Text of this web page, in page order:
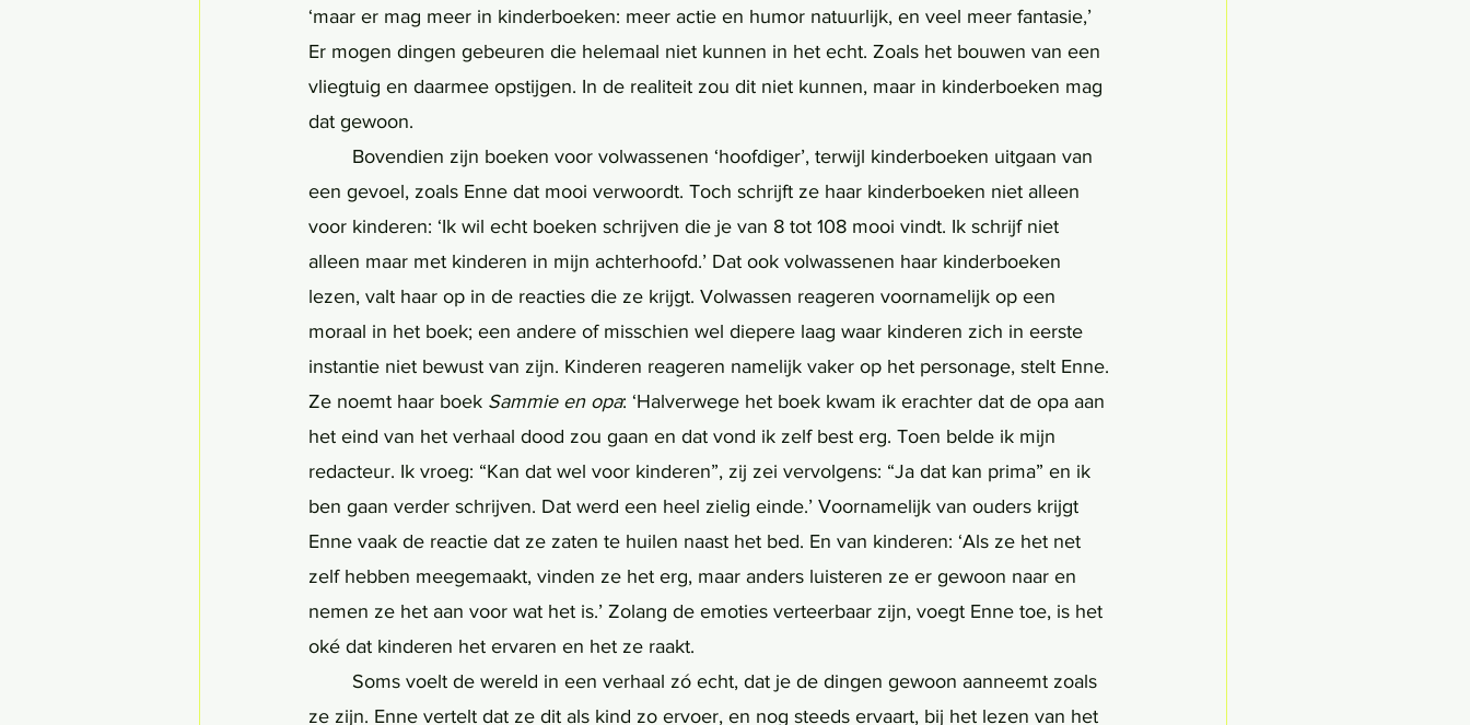
‘maar er mag meer in kinderboeken: meer actie en humor natuurlijk, en veel meer fantasie,’
Er mogen dingen gebeuren die helemaal niet kunnen in het echt. Zoals het bouwen van een
vliegtuig en daarmee opstijgen. In de realiteit zou dit niet kunnen, maar in kinderboeken mag
dat gewoon.
een gevoel, zoals Enne dat mooi verwoordt. Toch schrijft ze haar kinderboeken niet alleen
voor kinderen: ‘Ik wil echt boeken schrijven die je van 8 tot 108 mooi vindt. Ik schrijf niet
alleen maar met kinderen in mijn achterhoofd.’ Dat ook volwassenen haar kinderboeken
lezen, valt haar op in de reacties die ze krijgt. Volwassen reageren voornamelijk op een
moraal in het boek; een andere of misschien wel diepere laag waar kinderen zich in eerste
instantie niet bewust van zijn. Kinderen reageren namelijk vaker op het personage, stelt Enne.
Ze noemt haar boek Sammie en opa: ‘Halverwege het boek kwam ik erachter dat de opa aan
het eind van het verhaal dood zou gaan en dat vond ik zelf best erg. Toen belde ik mijn
redacteur. Ik vroeg: “Kan dat wel voor kinderen”, zij zei vervolgens: “Ja dat kan prima” en ik
ben gaan verder schrijven. Dat werd een heel zielig einde.’ Voornamelijk van ouders krijgt
Enne vaak de reactie dat ze zaten te huilen naast het bed. En van kinderen: ‘Als ze het net
zelf hebben meegemaakt, vinden ze het erg, maar anders luisteren ze er gewoon naar en
nemen ze het aan voor wat het is.’ Zolang de emoties verteerbaar zijn, voegt Enne toe, is het
oké dat kinderen het ervaren en het ze raakt.
ze zijn. Enne vertelt dat ze dit als kind zo ervoer, en nog steeds ervaart, bij het lezen van het